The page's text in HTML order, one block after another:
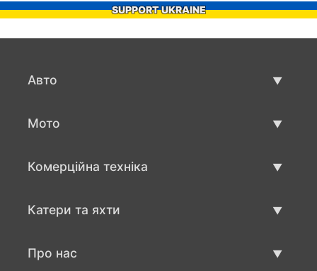
SUPPORT UKRAINE
Авто
Мото
Комерційна техніка
Катери та яхти
Про нас